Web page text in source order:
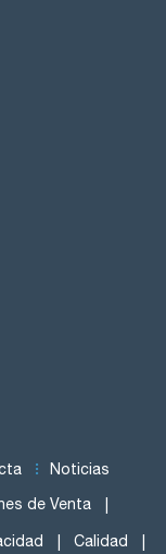
Noticias
de Venta
Calidad